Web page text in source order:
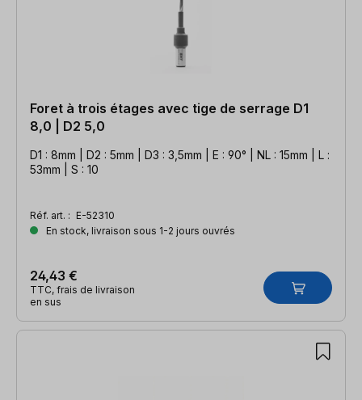
Foret à trois étages avec tige de serrage D1
8,0 | D2 5,0
D1 : 8mm | D2 : 5mm | D3 : 3,5mm | E : 90° | NL : 15mm | L :
53mm | S : 10
Réf. art. : E-52310
En stock, livraison sous 1-2 jours ouvrés
24,43 €
TTC, frais de livraison
en sus